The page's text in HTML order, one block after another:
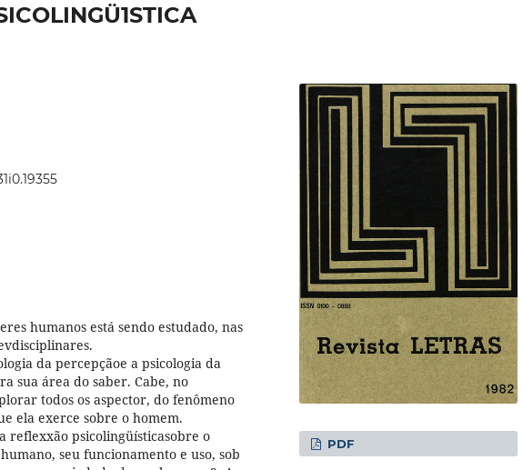
humanos está sendo estudado, nas
da percepçãoe a psicologia da
sua área do saber. Cabe, no
todos os aspector, do fenômeno
ela exerce sobre o homem.
reflexxão psicolingüísticasobre o
seu funcionamento e uso, sob
PDF